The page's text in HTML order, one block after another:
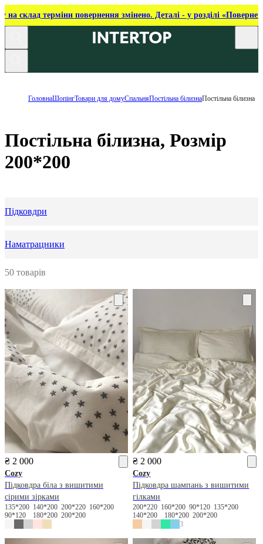
на склад терміни повернення змінено. Деталі - у розділі
ГоловнаШопінгТовари для домуСпальняПостільна білизнаПостільна білизна
Постільна білизна, Розмір
200*200
Підковдри
Наматрацники
50 товарів
₴ 2 000
Cozy
Підковдра біла з вишитими
сірими зірками
135*200 140*200 200*220 160*200
90*120
180*200 200*200
₴ 2 000
Cozy
Підковдра шампань з вишитими
гілками
200*220 160*20090*120 135*200
140*200
180*200200*200
3